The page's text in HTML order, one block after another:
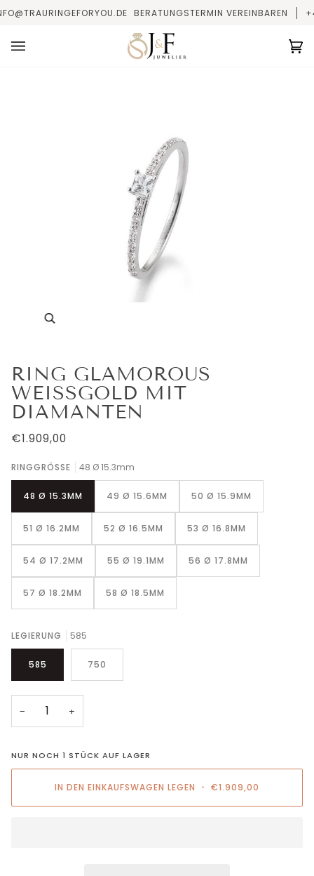
Direkt
zum
BERATUNGSTERMIN VEREINBAREN
RING GLAMOROUS
WEISSGOLD MIT D
IAMANTEN
€1.909,00
RINGGRÖSSE 48 Ø 15.3mm
48 Ø 15.3MM 49 Ø 15.6MM 50 Ø 15.9MM
51 Ø 16.2MM 52 Ø 16.5MM 53 Ø 16.8MM
54 Ø 17.2MM 55 Ø 19.1MM 56 Ø 17.8MM
57 Ø 18.2MM 58 Ø 18.5MM
LEGIERUNG 585
585 750
− +
NUR NOCH 1 STÜCK AUF LAGER
IN DEN EINKAUFSWAGEN LEGEN • €1.909,00